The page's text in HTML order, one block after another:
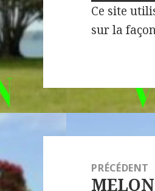
Ce site
sur la
l’article
PRÉCÉDENT
Article
MELON